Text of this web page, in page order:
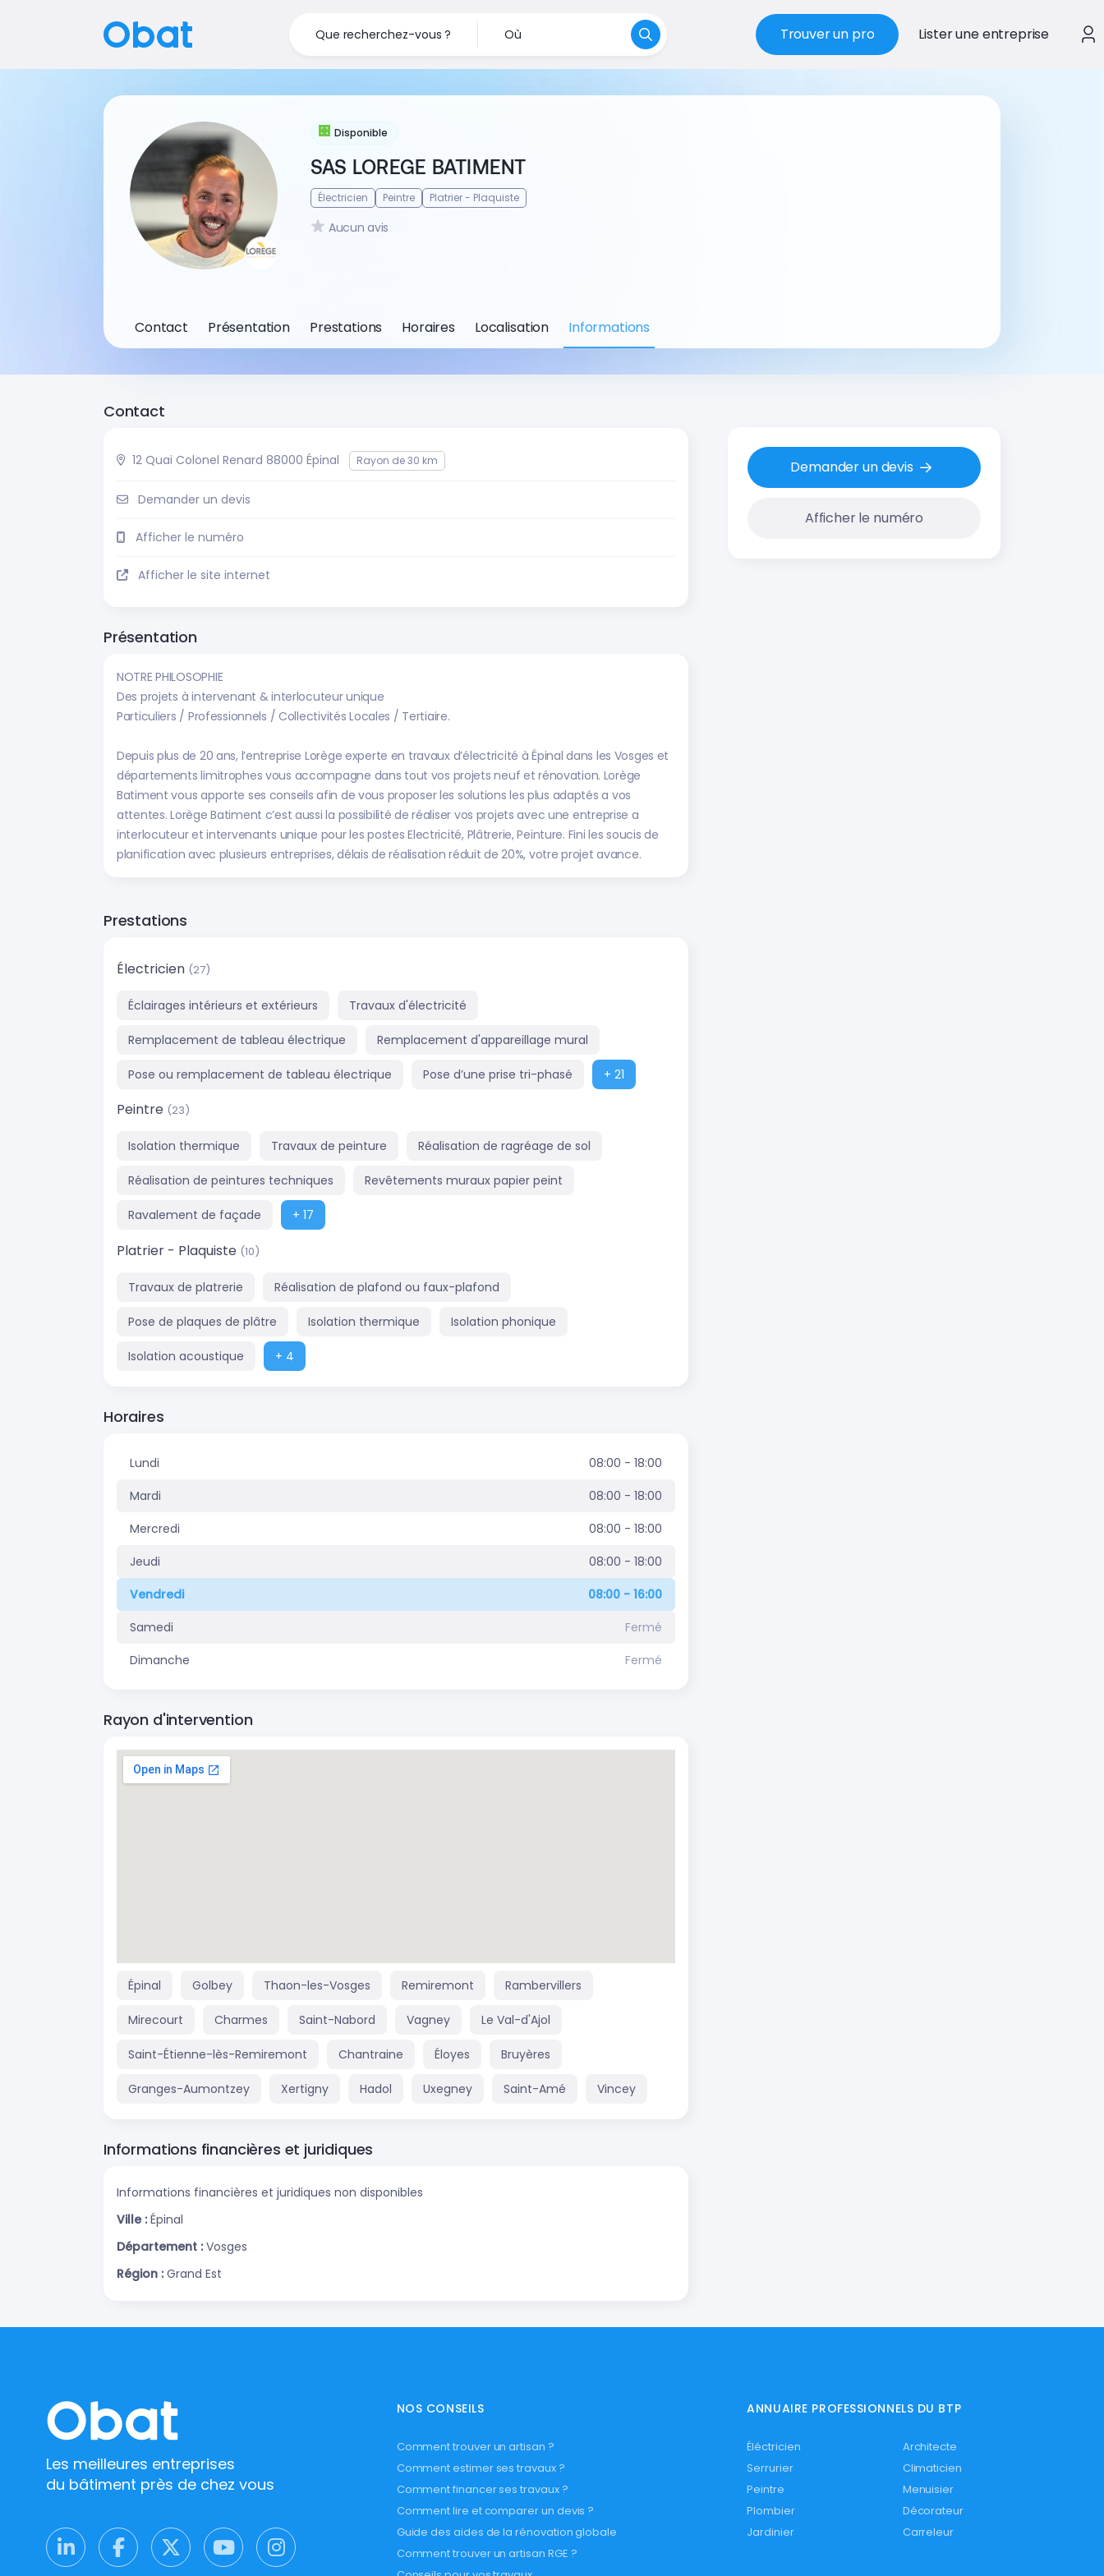
Que recherchez-vous ? Où Trouver un pro Lister une entreprise
Disponible
SAS LOREGE BATIMENT
Électricien Peintre Platrier - Plaquiste
Aucun avis
Contact Présentation Prestations Horaires Localisation Informations
Contact
12 Quai Colonel Renard 88000 Épinal Rayon de 30 km
Demander un devis
Afficher le numéro
Afficher le site internet
Présentation
NOTRE PHILOSOPHIE
Des projets à intervenant & interlocuteur unique
Particuliers / Professionnels / Collectivités Locales / Tertiaire.
Depuis plus de 20 ans, l’entreprise Lorège experte en travaux d’électricité à Épinal dans les Vosges et
départements limitrophes vous accompagne dans tout vos projets neuf et rénovation. Lorège
Batiment vous apporte ses conseils afin de vous proposer les solutions les plus adaptés a vos
attentes. Lorège Batiment c’est aussi la possibilité de réaliser vos projets avec une entreprise a
interlocuteur et intervenants unique pour les postes Electricité, Plâtrerie, Peinture. Fini les soucis de
planification avec plusieurs entreprises, délais de réalisation réduit de 20%, votre projet avance.
Prestations
Électricien (27)
Éclairages intérieurs et extérieurs Travaux d'électricité
Remplacement de tableau électrique Remplacement d'appareillage mural
Pose ou remplacement de tableau électrique Pose d’une prise tri-phasé + 21
Peintre (23)
Isolation thermique Travaux de peinture Réalisation de ragréage de sol
Réalisation de peintures techniques Revêtements muraux papier peint
Ravalement de façade + 17
Platrier - Plaquiste (10)
Travaux de platrerie Réalisation de plafond ou faux-plafond
Pose de plaques de plâtre Isolation thermique Isolation phonique
Isolation acoustique + 4
Horaires
Lundi
08:00 - 18:00
Mardi
08:00 - 18:00
Mercredi
08:00 - 18:00
Jeudi
08:00 - 18:00
Vendredi
08:00 - 16:00
Samedi
Fermé
Dimanche
Fermé
Rayon d'intervention
Épinal Golbey Thaon-les-Vosges Remiremont Rambervillers
Mirecourt Charmes Saint-Nabord Vagney Le Val-d'Ajol
Saint-Étienne-lès-Remiremont Chantraine Éloyes Bruyères
Granges-Aumontzey Xertigny Hadol Uxegney Saint-Amé Vincey
Informations financières et juridiques
Informations financières et juridiques non disponibles
Ville : Épinal
Département : Vosges
Région : Grand Est
Demander un devis
Afficher le numéro
Les meilleures entreprises
du bâtiment près de chez vous
NOS CONSEILS
Comment trouver un artisan ?
Comment estimer ses travaux ?
Comment financer ses travaux ?
Comment lire et comparer un devis ?
Guide des aides de la rénovation globale
Comment trouver un artisan RGE ?
ANNUAIRE PROFESSIONNELS DU BTP
Éléctricien
Architecte
Serrurier
Climaticien
Peintre
Menuisier
Plombier
Décorateur
Jardinier
Carreleur